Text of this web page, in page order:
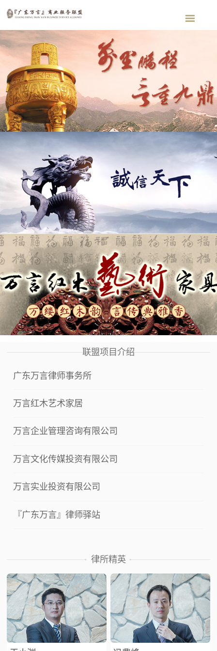
联盟项目介绍
广东万言律师事务所
万言红木艺术家居
万言企业管理咨询有限公司
万言文化传媒投资有限公司
万言实业投资有限公司
『广东万言』律师驿站
律所精英